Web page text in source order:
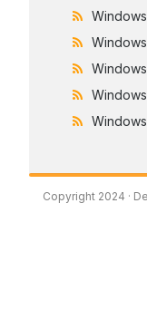
Copyright 2024 ·